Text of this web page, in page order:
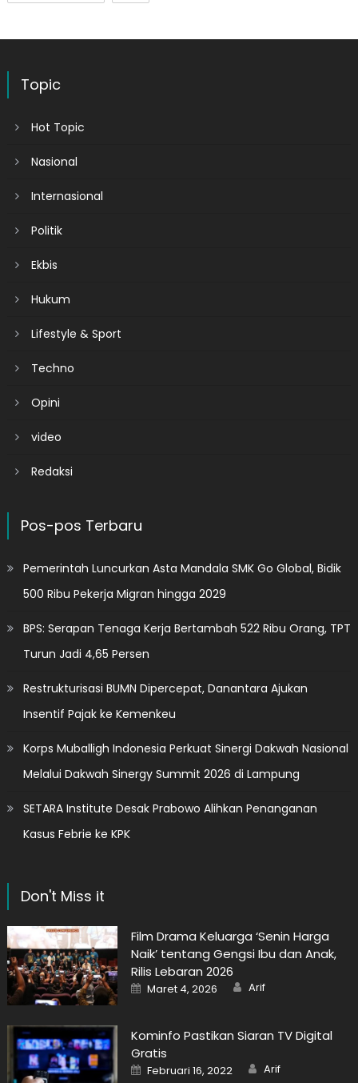
Topic
Hot Topic
Nasional
Internasional
Politik
Ekbis
Hukum
Lifestyle & Sport
Techno
Opini
video
Redaksi
Pos-pos Terbaru
Pemerintah Luncurkan Asta Mandala SMK Go Global, Bidik
500 Ribu Pekerja Migran hingga 2029
BPS: Serapan Tenaga Kerja Bertambah 522 Ribu Orang, TPT
Turun Jadi 4,65 Persen
Restrukturisasi BUMN Dipercepat, Danantara Ajukan
Insentif Pajak ke Kemenkeu
Korps Muballigh Indonesia Perkuat Sinergi Dakwah Nasional
Melalui Dakwah Sinergy Summit 2026 di Lampung
SETARA Institute Desak Prabowo Alihkan Penanganan
Kasus Febrie ke KPK
Don't Miss it
Film Drama Keluarga ‘Senin Harga
Naik’ tentang Gengsi Ibu dan Anak,
Rilis Lebaran 2026
Posted
on
Maret 4, 2026 Author
Arif
Kominfo Pastikan Siaran TV Digital
Gratis
Posted
on
Februari 16, 2022 Author
Arif